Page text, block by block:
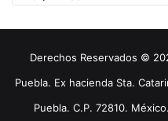
Derechos Reservados ©
Puebla. Ex hacienda Sta.
Puebla. C.P. 72810.